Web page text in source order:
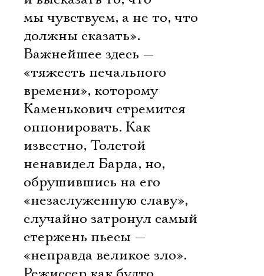
мы чувствуем, а не то, что
должны сказать».
Важнейшее здесь —
«тяжесть печального
времени», которому
Каменькович стремится
оппонировать. Как
известно, Толстой
ненавидел Барда, но,
обрушившись на его
«незаслуженную славу»,
случайно затронул самый
стержень пьесы —
«неправда великое зло».